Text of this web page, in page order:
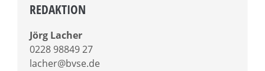
REDAKTION
Jörg Lacher
0228 98849 27
lacher@bvse.de